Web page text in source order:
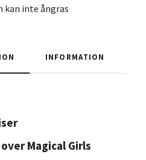
kan inte ångras
INFORMATION
Magical Girls